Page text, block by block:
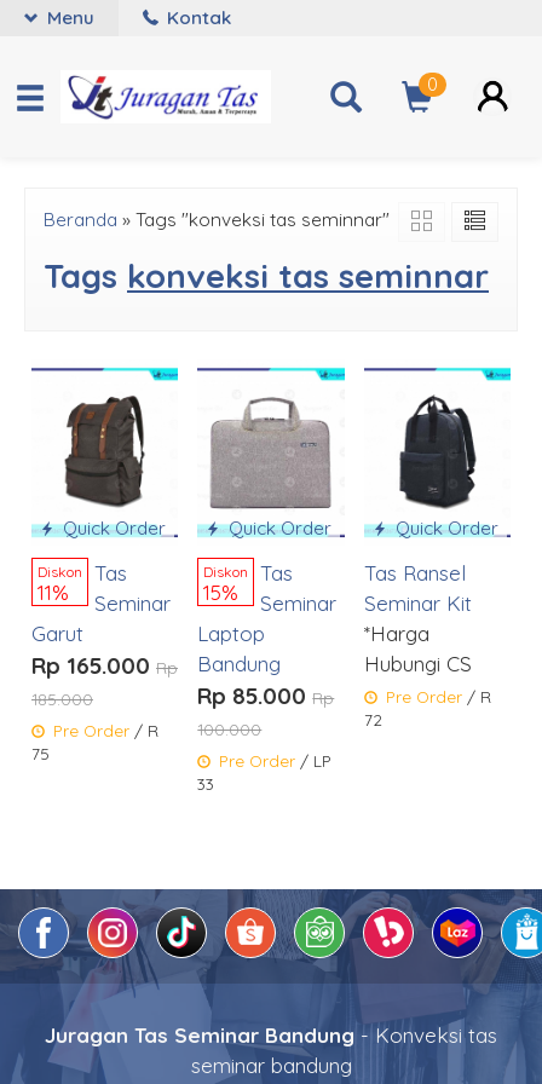
Menu Kontak
0
Beranda » Tags "konveksi tas seminnar"
Tags konveksi tas seminnar
Quick Order
Diskon
11%
Tas
Seminar
Garut
Rp 165.000 Rp
185.000
Pre Order / R
75
Quick Order
Diskon
15%
Tas
Seminar
Laptop
Bandung
Rp 85.000 Rp
100.000
Pre Order / LP
33
Quick Order
Tas Ransel
Seminar Kit
*Harga
Hubungi CS
Pre Order/ R
72
Juragan Tas Seminar Bandung - Konveksi tas
seminar bandung